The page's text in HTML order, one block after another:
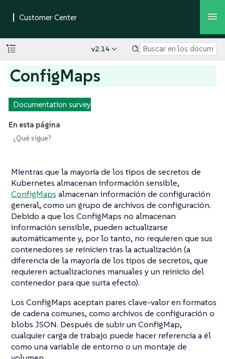
v2.14
ConfigMaps
Documentation survey
En esta página
¿Qué sigue?
Mientras que la mayoría de los tipos de secretos de
Kubernetes almacenan información sensible,
ConfigMaps almacenan información de configuración
general, como un grupo de archivos de configuración.
Debido a que los ConfigMaps no almacenan
información sensible, pueden actualizarse
automáticamente y, por lo tanto, no requieren que sus
contenedores se reinicien tras la actualización (a
diferencia de la mayoría de los tipos de secretos, que
requieren actualizaciones manuales y un reinicio del
contenedor para que surta efecto).
Los ConfigMaps aceptan pares clave-valor en formatos
de cadena comunes, como archivos de configuración o
blobs JSON. Después de subir un ConfigMap,
cualquier carga de trabajo puede hacer referencia a él
como una variable de entorno o un montaje de